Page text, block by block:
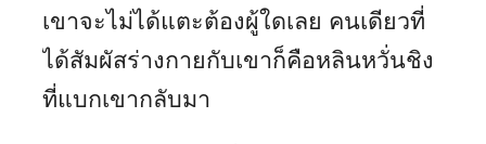
เขาจะไม่ได้แตะต้องผู้ใดเลย คนเดียวที่
ได้สัมผัสร่างกายกับเขาก็คือหลินหวั่นชิง
ที่แบกเขากลับมา